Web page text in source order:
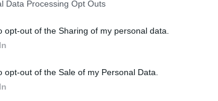
Data Processing Opt Outs
opt-out of the Sharing of my personal data.
opt-out of the Sale of my Personal Data.
διαγωνισμό όσοι για λόγους συνείδησης
1,63 μ.,αμφότεροι χωρίς